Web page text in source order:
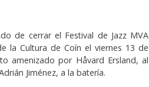
de cerrar el Festival de Jazz MVA
la Cultura de Coín el viernes 13 de
amenizado por Håvard Ersland, al
Jiménez, a la batería.